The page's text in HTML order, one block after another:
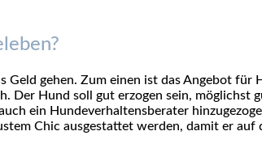
Geld gehen. Zum einen ist das Angebot
Der Hund soll gut erzogen sein,
ein Hundeverhaltensberater
Chic ausgestattet werden, damit er